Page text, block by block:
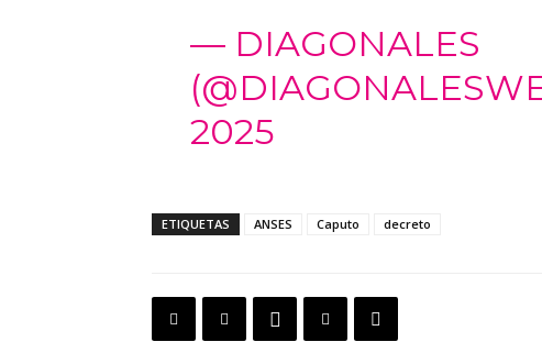
— DIAGONALES
2025
ETIQUETAS ANSES Caputo decreto